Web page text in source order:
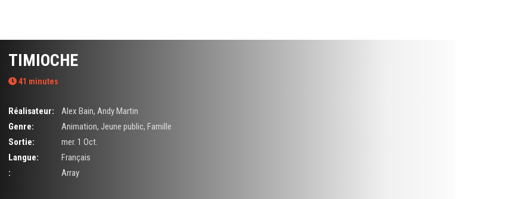
TIMIOCHE
41 minutes
Réalisateur: Alex Bain, Andy Martin
Genre:
Animation, Jeune public, Famille
Sortie:
mer. 1 Oct.
Langue:
Français
:
Array